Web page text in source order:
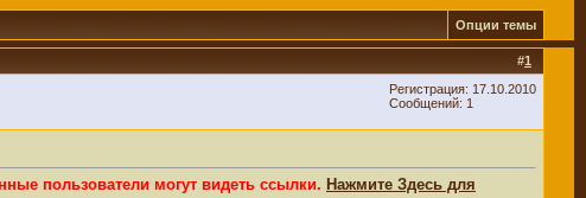
Опции темы
#1
Регистрация: 17.10.2010
Сообщений: 1
пользователи могут видеть ссылки. Нажмите Здесь для